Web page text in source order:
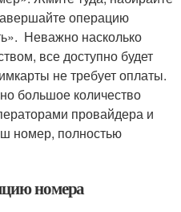
операцию
Неважно насколько
все доступно будет
не требует оплаты.
большое количество
провайдера и
номер, полностью
номера